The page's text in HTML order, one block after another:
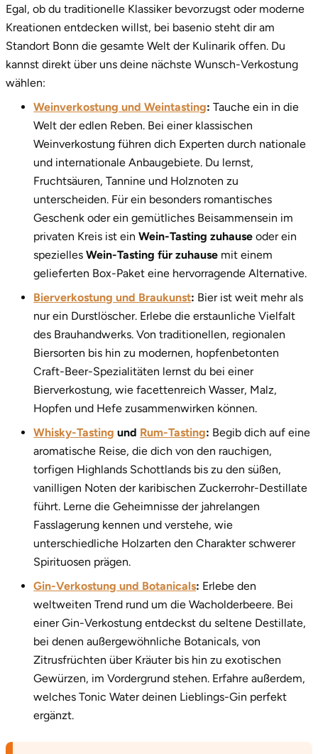
Egal, ob du traditionelle Klassiker bevorzugst oder moderne
Kreationen entdecken willst, bei basenio steht dir am
Standort Bonn die gesamte Welt der Kulinarik offen. Du
kannst direkt über uns deine nächste Wunsch-Verkostung
wählen:
Weinverkostung und Weintasting: Tauche ein in die
Welt der edlen Reben. Bei einer klassischen
Weinverkostung führen dich Experten durch nationale
und internationale Anbaugebiete. Du lernst,
Fruchtsäuren, Tannine und Holznoten zu
unterscheiden. Für ein besonders romantisches
Geschenk oder ein gemütliches Beisammensein im
privaten Kreis ist einWein-Tasting zuhause oder ein
speziellesWein-Tasting für zuhause mit einem
gelieferten Box-Paket eine hervorragende Alternative.
Bierverkostung und Braukunst: Bier ist weit mehr als
nur ein Durstlöscher. Erlebe die erstaunliche Vielfalt
des Brauhandwerks. Von traditionellen, regionalen
Biersorten bis hin zu modernen, hopfenbetonten
Craft-Beer-Spezialitäten lernst du bei einer
Bierverkostung, wie facettenreich Wasser, Malz,
Hopfen und Hefe zusammenwirken können.
Whisky-Tasting und Rum-Tasting: Begib dich auf eine
aromatische Reise, die dich von den rauchigen,
torfigen Highlands Schottlands bis zu den süßen,
vanilligen Noten der karibischen Zuckerrohr-Destillate
führt. Lerne die Geheimnisse der jahrelangen
Fasslagerung kennen und verstehe, wie
unterschiedliche Holzarten den Charakter schwerer
Spirituosen prägen.
Gin-Verkostung und Botanicals: Erlebe den
weltweiten Trend rund um die Wacholderbeere. Bei
einer Gin-Verkostung entdeckst du seltene Destillate,
bei denen außergewöhnliche Botanicals, von
Zitrusfrüchten über Kräuter bis hin zu exotischen
Gewürzen, im Vordergrund stehen. Erfahre außerdem,
welches Tonic Water deinen Lieblings-Gin perfekt
ergänzt.